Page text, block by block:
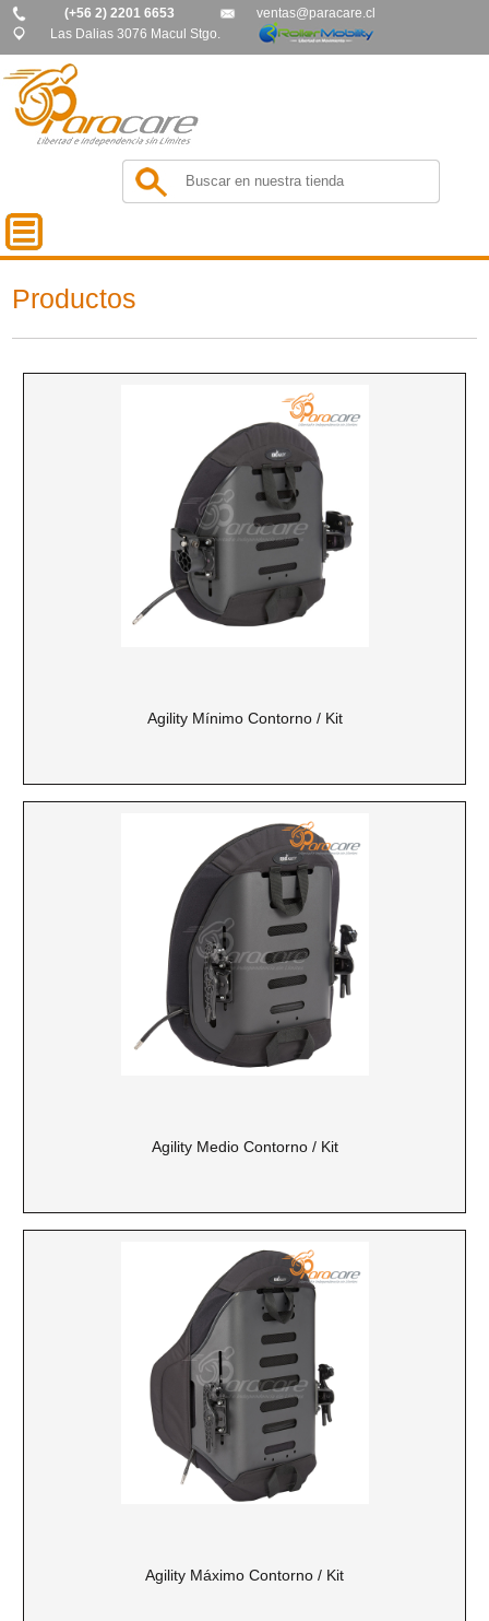
(+56 2) 2201 6653
ventas@paracare.cl
Las Dalias 3076 Macul Stgo.
Productos
Agility Mínimo Contorno / Kit
Agility Medio Contorno / Kit
Agility Máximo Contorno / Kit